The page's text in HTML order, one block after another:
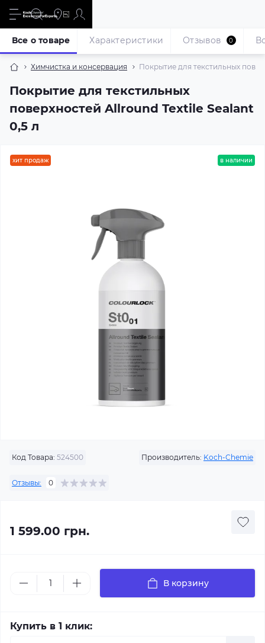
Химчистка и консервация Покрытие для текстильных
Покрытие для текстильных
поверхностей Allround Textile Sealant
0,5 л
Все о товаре Характеристики Отзывов 0
хит продаж в наличии
Код Товара: 524500 Производитель: Koch-Chemie
Отзывы: 0
1 599.00 грн.
В корзину
Купить в 1 клик: